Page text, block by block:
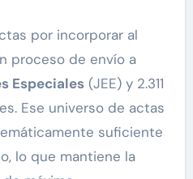
por incorporar al
proceso de envío a
Especiales(JEE) y 2.311
Ese universo de actas
suficiente
lo que mantiene la